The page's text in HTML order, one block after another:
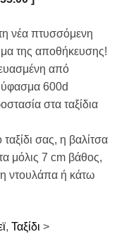
νέα πτυσσόμενη
της αποθήκευσης!
από
ύφασμα 600d
στα ταξίδια
σας, η βαλίτσα
μόλις 7 cm βάθος,
ντουλάπα ή κάτω
, Ταξίδι >